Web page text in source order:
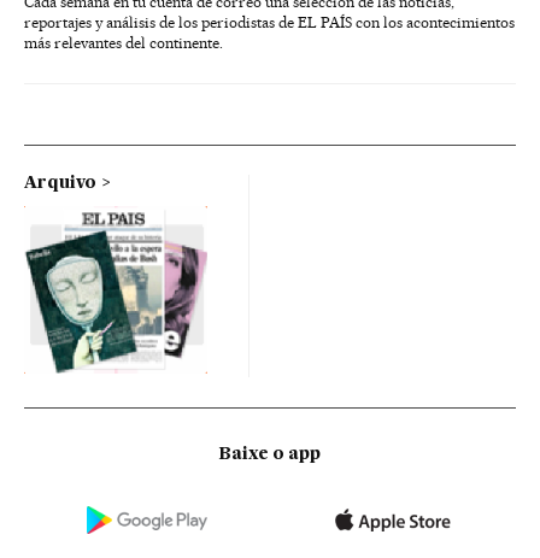
reportajes y análisis de los periodistas de EL PAÍS con los acontecimientos
más relevantes del continente.
Arquivo
Baixe o app